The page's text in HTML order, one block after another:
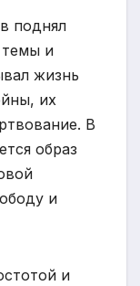
поднял
темы и
жизнь
их
В
образ
и
и